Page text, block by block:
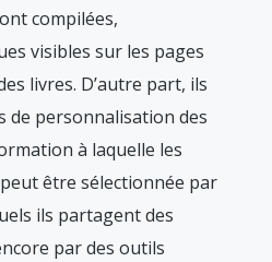
compilées,
visibles sur les pages
livres. D’autre part, ils
de personnalisation des
à laquelle les
être sélectionnée par
ils partagent des
par des outils